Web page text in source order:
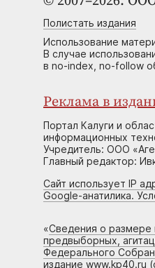
Полистать издания
Использование
В случае
в no-index, no-follow
Реклама в
Портал Калуги и
информационных
Учредитель: ООО
Главный редактор:
Сайт использует IP
Google-анатилика.
«Сведения о размере
предвыборных,
Федерального
издание www.kp40.ru